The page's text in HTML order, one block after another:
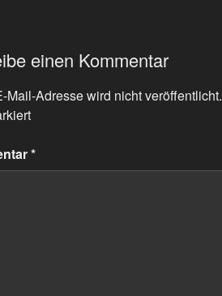
einen Kommentar
Mail-Adresse wird nicht veröffentlicht.
*